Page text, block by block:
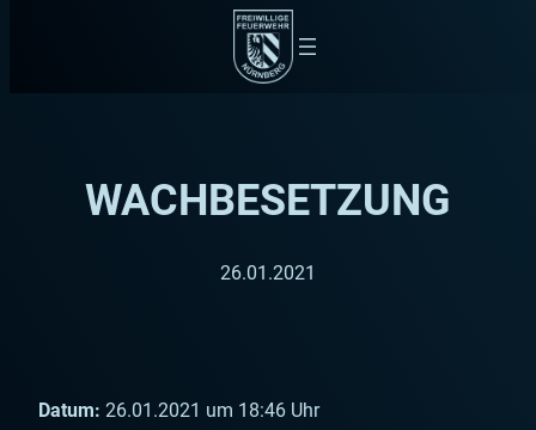
WACHBESETZUNG
26.01.2021
Datum: 26.01.2021 um 18:46 Uhr